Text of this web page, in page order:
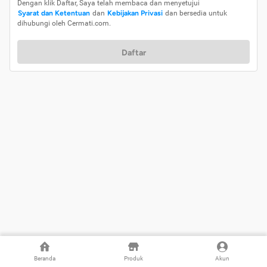
Beranda Produk Akun
Dengan klik Daftar, Saya telah membaca dan menyetujui
Syarat dan Ketentuan dan Kebijakan Privasi dan bersedia untuk
dihubungi oleh Cermati.com.
Daftar